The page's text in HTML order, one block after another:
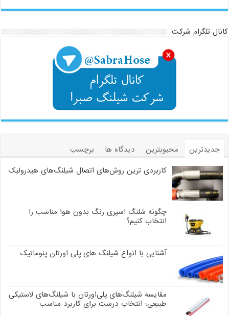
کانال تلگرام شرکت
جدیدترین محبوبترین دیدگاه ها
برچسب
کاربردی ترین روش‌های اتصال شیلنگ‌های هیدرولیک
چگونه شلنگ اسپری رنگ بدون هوا مناسب را
انتخاب کنیم؟
آشنایی با انواع شیلنگ های پلی اورتان پنوماتیک
مقایسه شیلنگ‌های پلی‌اورتان با شیلنگ‌های لاستیکی
طبیعی؛ انتخاب درست برای کاربرد مناسب